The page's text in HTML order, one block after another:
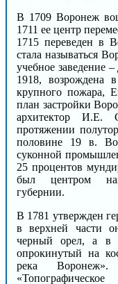
В 1709 Воронеж
1711 ее центр
1715 переведен в
стала называться
учебное заведение
1918, возрождена
крупного пожара,
план застройки
архитектор И.Е.
протяжении
половине 19 в.
суконной
25 процентов
был центром
губернии.
В 1781 утвержден
в верхней части
черный орел, а в
опрокинутый на
река